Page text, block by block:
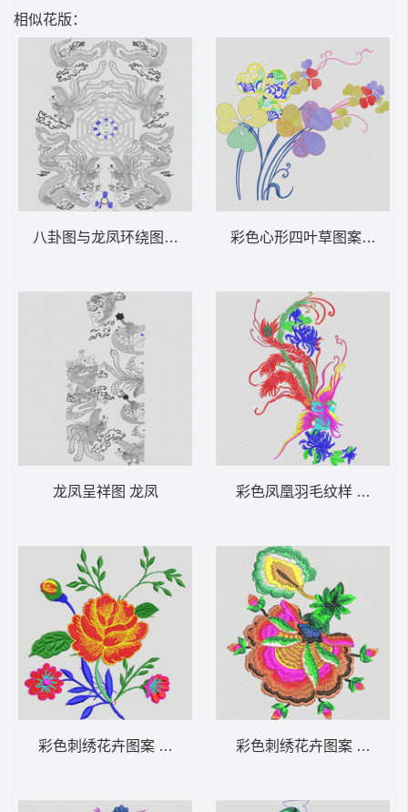
相似花版：
八卦图与龙凤环绕图 龙凤
龙凤呈祥图 龙凤
彩色刺绣花卉图案 靓花
彩色心形四叶草图案 靓花
彩色凤凰羽毛纹样 凤凰
彩色刺绣花卉图案 靓花